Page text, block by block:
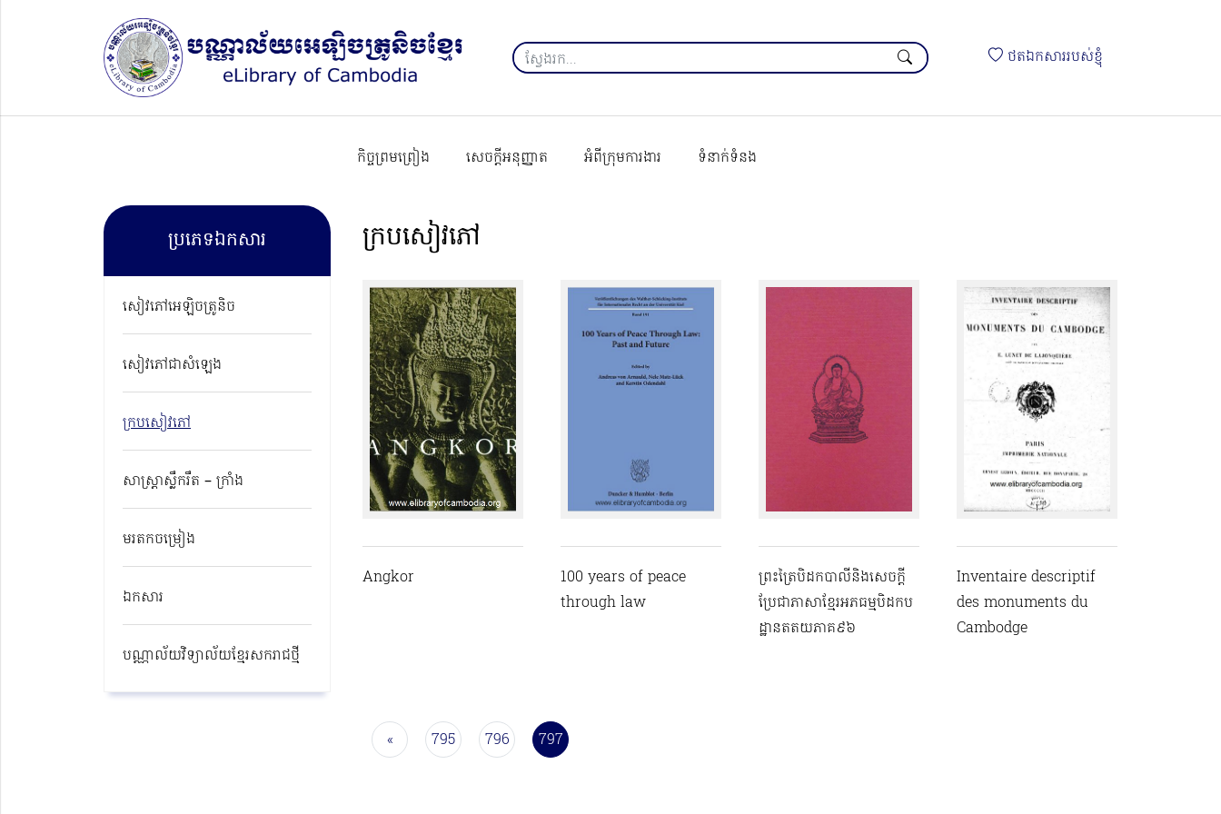
ថតឯកសាររបស់ខ្ញុំ
កិច្ចព្រមព្រៀង សេចក្ដីអនុញ្ញាត អំពីក្រុមការងារ ទំនាក់ទំនង
ប្រភេទឯកសារ
សៀវភៅអេឡិចត្រូនិច
សៀវភៅជាសំឡេង
ក្របសៀវភៅ
សាស្ត្រាស្លឹករឹត – ក្រាំង
មរតកចម្រៀង
ឯកសារ
បណ្ណាល័យវិទ្យាល័យខ្មែរសករាជថ្មី​
ក្របសៀវភៅ
Angkor
100 years of peace
through law
ព្រះត្រៃបិដកបាលី​និងសេចក្តី
ប្រែជាភាសាខ្មែរអភធម្មបិដកប
ដ្ឋានតតយភាគ៩៦
Inventaire descriptif
des monuments du
Cambodge
« 795 796 797